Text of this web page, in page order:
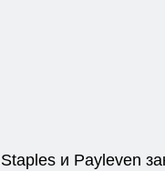
Staples и Payleven